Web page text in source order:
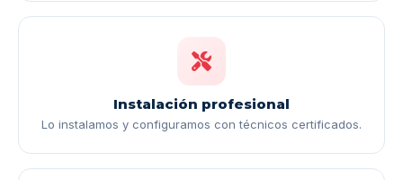
Instalación profesional
Lo instalamos y configuramos con técnicos certificados.